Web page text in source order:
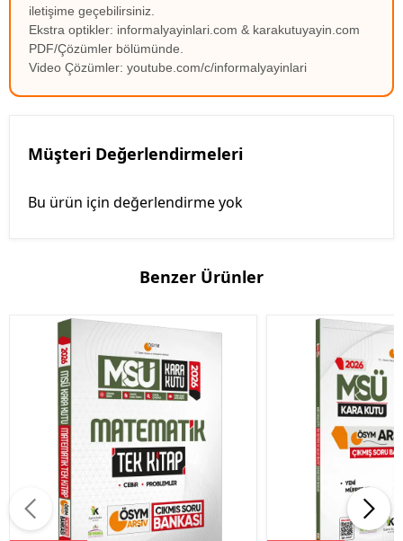
iletişime geçebilirsiniz.
Ekstra optikler: informalyayinlari.com & karakutuyayin.com
PDF/Çözümler bölümünde.
Video Çözümler: youtube.com/c/informalyayinlari
Müşteri Değerlendirmeleri
Bu ürün için değerlendirme yok
Benzer Ürünler